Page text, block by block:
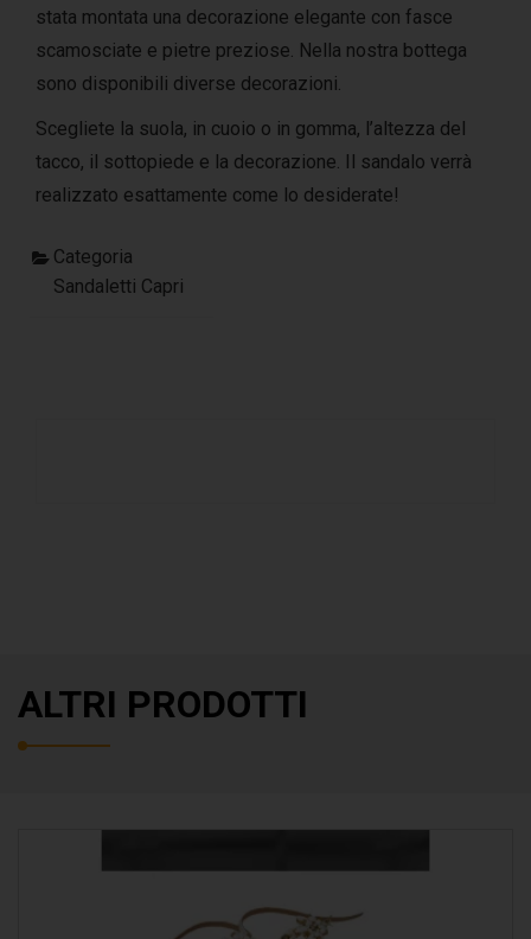
stata montata una decorazione elegante con fasce
scamosciate e pietre preziose. Nella nostra bottega
sono disponibili diverse decorazioni.
Scegliete la suola, in cuoio o in gomma, l’altezza del
tacco, il sottopiede e la decorazione. Il sandalo verrà
realizzato esattamente come lo desiderate!
Categoria
Sandaletti Capri
ALTRI PRODOTTI